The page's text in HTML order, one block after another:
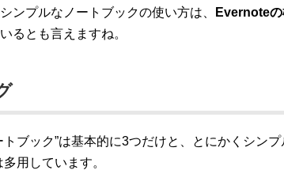
ンプルなノートブックの使い方は、 Evernote
るとも言えますね。
トブック”は基本的に3つだけと、とにかくシン
多用しています。